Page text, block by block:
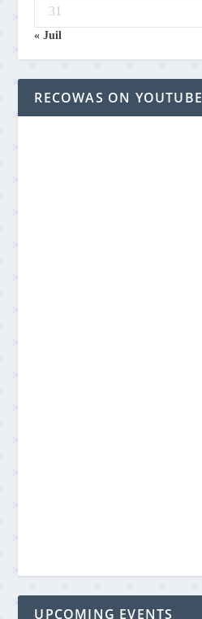
31
« Juil
RECOWAS ON YOUTUBE
UPCOMING EVENTS